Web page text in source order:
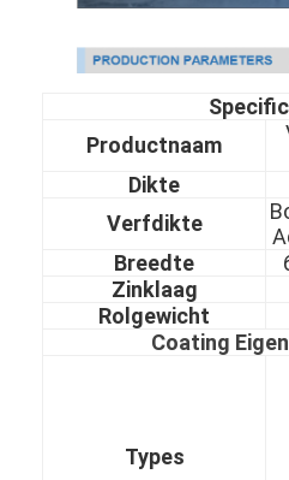
Productnaam
Dikte
Verfdikte
Breedte
Zinklaag
Rolgewicht
Coating
Types